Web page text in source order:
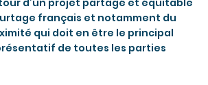
français et notamment du
qui doit en être le principal
de toutes les parties